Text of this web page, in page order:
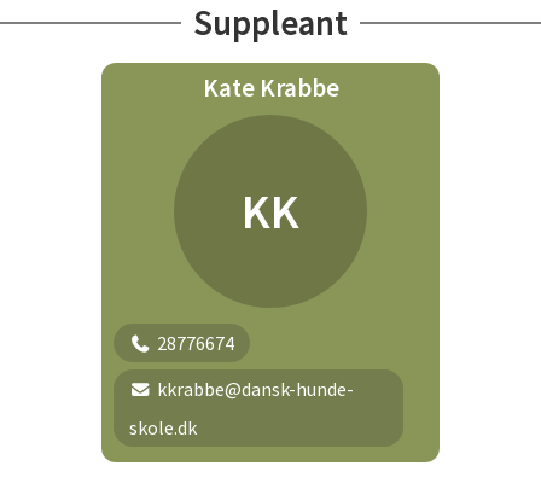
Suppleant
Kate Krabbe
KK
28776674
kkrabbe@dansk-hunde-
skole.dk